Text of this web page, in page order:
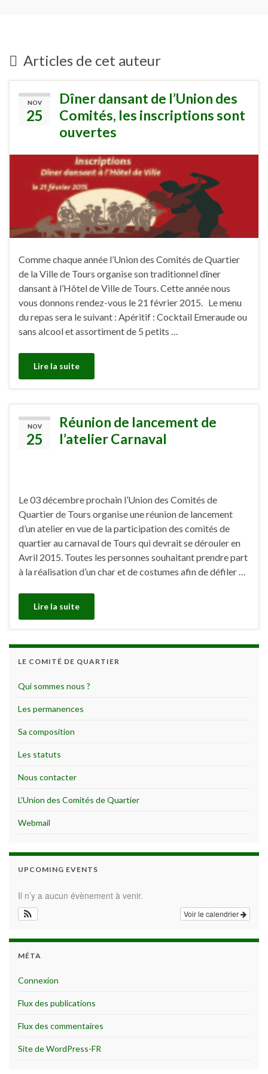
Articles de cet auteur
NOV
25
Dîner dansant de l’Union des
Comités, les inscriptions sont
ouvertes
Comme chaque année l’Union des Comités de Quartier
de la Ville de Tours organise son traditionnel dîner
dansant à l’Hôtel de Ville de Tours. Cette année nous
vous donnons rendez-vous le 21 février 2015. Le menu
du repas sera le suivant : Apéritif : Cocktail Emeraude ou
sans alcool et assortiment de 5 petits …
Lire la suite
NOV
25
Réunion de lancement de
l’atelier Carnaval
Le 03 décembre prochain l’Union des Comités de
Quartier de Tours organise une réunion de lancement
d’un atelier en vue de la participation des comités de
quartier au carnaval de Tours qui devrait se dérouler en
Avril 2015. Toutes les personnes souhaitant prendre part
à la réalisation d’un char et de costumes afin de défiler …
Lire la suite
LE COMITÉ DE QUARTIER
Qui sommes nous ?
Les permanences
Sa composition
Les statuts
Nous contacter
L’Union des Comités de Quartier
Webmail
UPCOMING EVENTS
Il n’y a aucun évènement à venir.
Voir le calendrier
MÉTA
Connexion
Flux des publications
Flux des commentaires
Site de WordPress-FR